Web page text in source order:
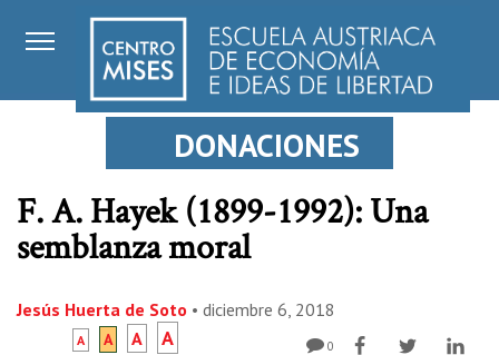
DONACIONES
F. A. Hayek (1899-1992): Una
semblanza moral
Jesús Huerta de Soto • diciembre 6, 2018
A A A A 0